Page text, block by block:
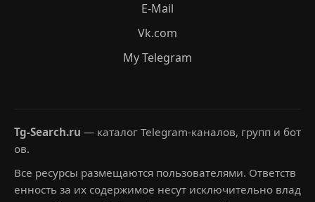
E-Mail
Vk.com
My Telegram
Tg-Search.ru — каталог Telegram-каналов, групп и бот
ов.
Все ресурсы размещаются пользователями. Ответств
енность за их содержимое несут исключительно влад